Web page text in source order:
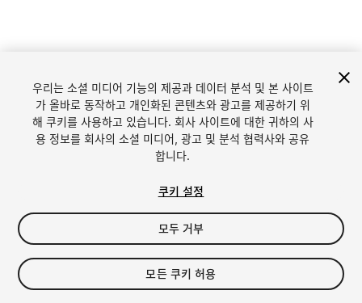
简体中文
日本語
Unity에서 에셋 판매
에셋 등록 가이드라인
퍼블리셔 로그인
자주 묻는 질문
우리는 소셜 미디어 기능의 제공과 데이터 분석 및 본 사이트
가 올바로 동작하고 개인화된 콘텐츠와 광고를 제공하기 위
해 쿠키를 사용하고 있습니다. 회사 사이트에 대한 귀하의 사
용 정보를 회사의 소셜 미디어, 광고 및 분석 협력사와 공유
합니다.
쿠키 설정
모두 거부
모든 쿠키 허용